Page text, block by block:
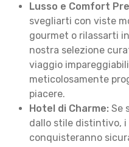
Lusso e Comfort
svegliarti con viste
gourmet o rilassarti
nostra selezione
viaggio
meticolosamente
piacere.
Hotel di Charme: Se
dallo stile distintivo,
conquisteranno